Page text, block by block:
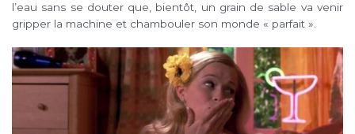
l’eau sans se douter que, bientôt, un grain de sable va venir
gripper la machine et chambouler son monde « parfait ».